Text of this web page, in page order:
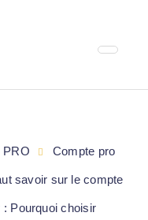
Compte pro
savoir sur le compte
: Pourquoi choisir